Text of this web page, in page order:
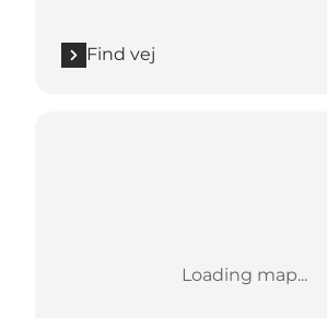
Find vej
Loading map...